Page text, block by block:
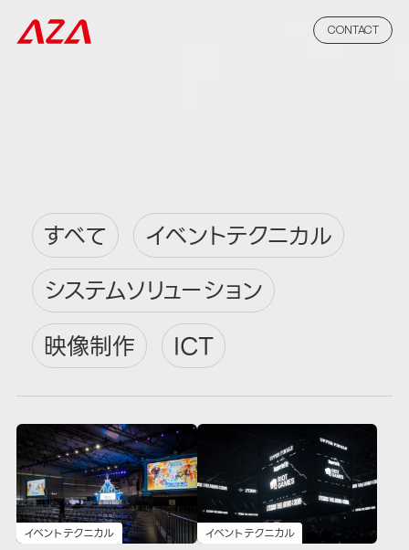
CONTACT
すべて
イベントテクニカル
システムソリューション
映像制作
ICT
イベントテクニカル
イベントテクニカル